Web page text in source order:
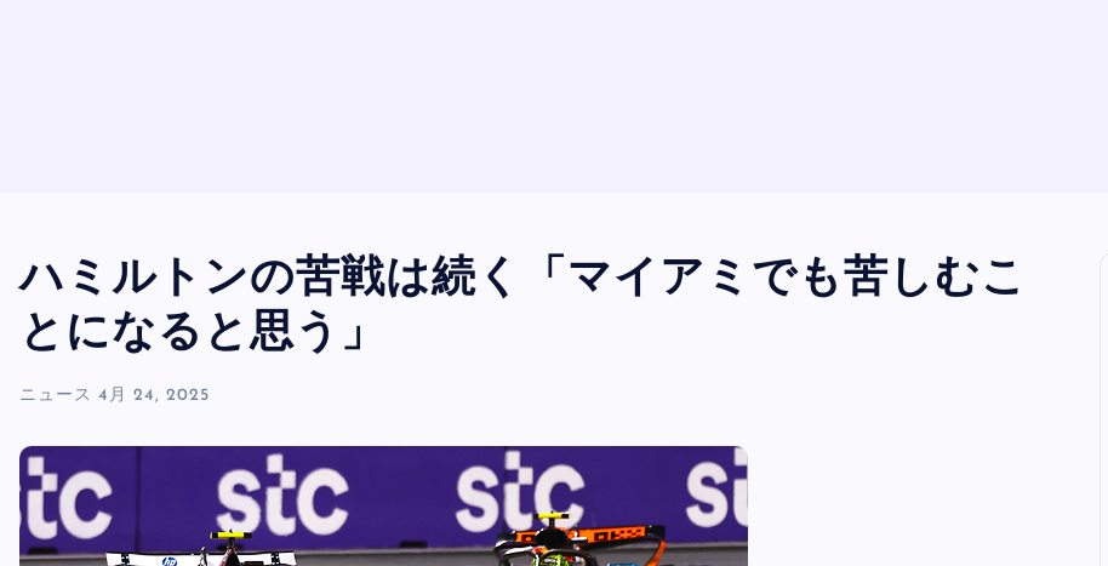
ハミルトンの苦戦は続く「マイアミでも苦しむこ
とになると思う」
ニュース 4月 24, 2025